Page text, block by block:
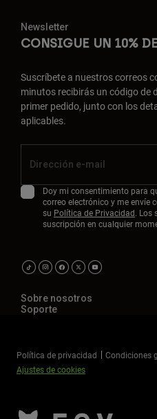
Newsletter
CONSIGUE UN 10%
Suscríbete a nuestros correos
minutos recibirás un código de
primer pedido, junto con los
aplicables.
Doy mi consentimiento para
correo electrónico y me envíe
su Política de Privacidad. Los
suscripción en cualquier
Sobre nosotros
Soporte
Política de privacidad Condiciones
Ajustes de cookies